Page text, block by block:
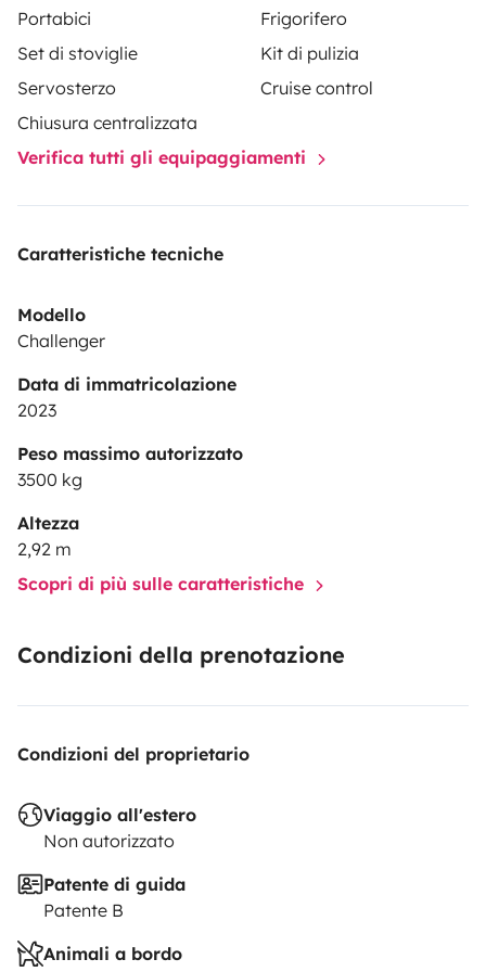
Portabici
Frigorifero
Set di stoviglie
Kit di pulizia
Servosterzo
Cruise control
Chiusura centralizzata
Verifica tutti gli equipaggiamenti
Caratteristiche tecniche
Modello
Challenger
Data di immatricolazione
2023
Peso massimo autorizzato
3500 kg
Altezza
2,92 m
Scopri di più sulle caratteristiche
Condizioni della prenotazione
Condizioni del proprietario
Viaggio all'estero
Non autorizzato
Patente di guida
Patente B
Animali a bordo